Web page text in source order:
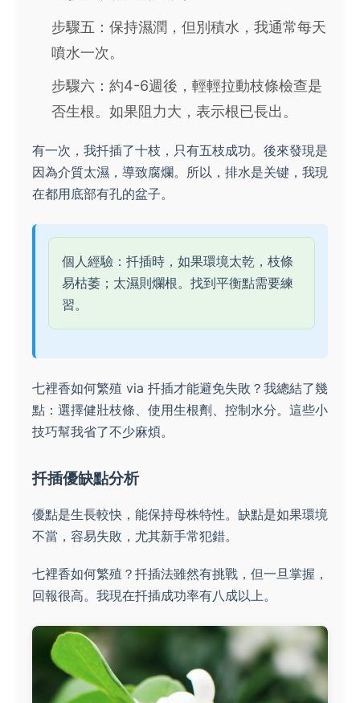
步驟五：保持濕潤，但別積水，我通常每天
噴水一次。
步驟六：約4-6週後，輕輕拉動枝條檢查是
否生根。如果阻力大，表示根已長出。
有一次，我扦插了十枝，只有五枝成功。後來發現是
因為介質太濕，導致腐爛。所以，排水是关键，我現
在都用底部有孔的盆子。
個人經驗：扦插時，如果環境太乾，枝條
易枯萎；太濕則爛根。找到平衡點需要練
習。
七裡香如何繁殖 via 扦插才能避免失敗？我總結了幾
點：選擇健壯枝條、使用生根劑、控制水分。這些小
技巧幫我省了不少麻煩。
扦插優缺點分析
優點是生長較快，能保持母株特性。缺點是如果環境
不當，容易失敗，尤其新手常犯錯。
七裡香如何繁殖？扦插法雖然有挑戰，但一旦掌握，
回報很高。我現在扦插成功率有八成以上。